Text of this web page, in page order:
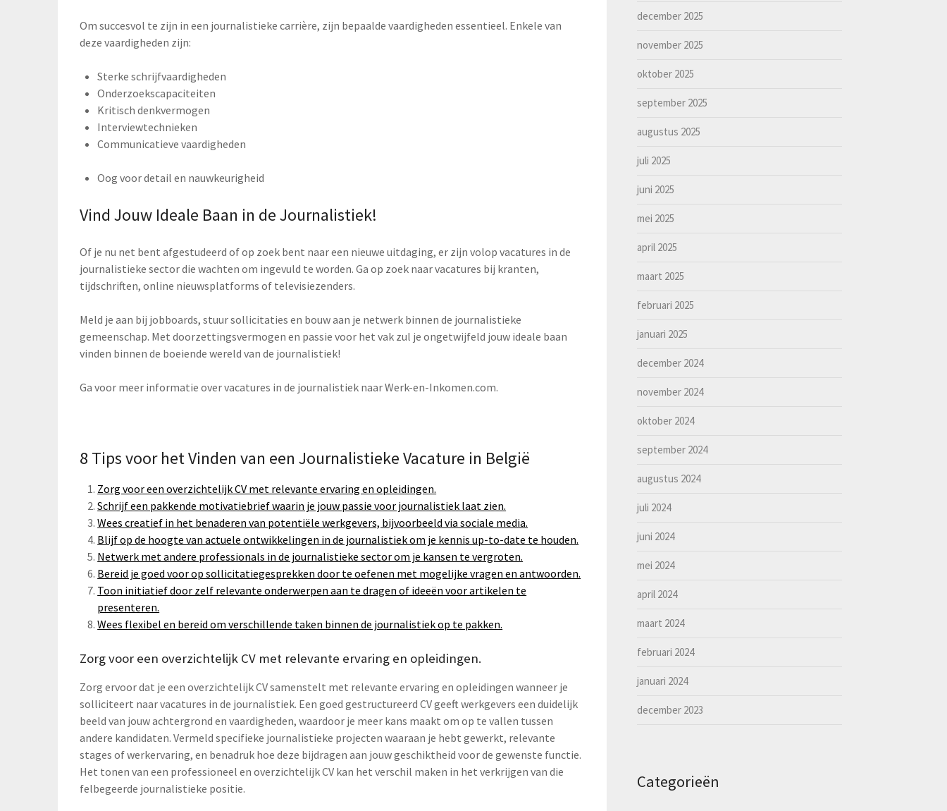
Om succesvol te zijn in een journalistieke carrière, zijn bepaalde vaardigheden essentieel. Enkele van
deze vaardigheden zijn:
Sterke schrijfvaardigheden
Onderzoekscapaciteiten
Kritisch denkvermogen
Interviewtechnieken
Communicatieve vaardigheden
Oog voor detail en nauwkeurigheid
Vind Jouw Ideale Baan in de Journalistiek!
Of je nu net bent afgestudeerd of op zoek bent naar een nieuwe uitdaging, er zijn volop vacatures in de
journalistieke sector die wachten om ingevuld te worden. Ga op zoek naar vacatures bij kranten,
tijdschriften, online nieuwsplatforms of televisiezenders.
Meld je aan bij jobboards, stuur sollicitaties en bouw aan je netwerk binnen de journalistieke
gemeenschap. Met doorzettingsvermogen en passie voor het vak zul je ongetwijfeld jouw ideale baan
vinden binnen de boeiende wereld van de journalistiek!
Ga voor meer informatie over vacatures in de journalistiek naar Werk-en-Inkomen.com.
8 Tips voor het Vinden van een Journalistieke Vacature in België
Zorg voor een overzichtelijk CV met relevante ervaring en opleidingen.
Schrijf een pakkende motivatiebrief waarin je jouw passie voor journalistiek laat zien.
Wees creatief in het benaderen van potentiële werkgevers, bijvoorbeeld via sociale media.
Blijf op de hoogte van actuele ontwikkelingen in de journalistiek om je kennis up-to-date te houden.
Netwerk met andere professionals in de journalistieke sector om je kansen te vergroten.
Bereid je goed voor op sollicitatiegesprekken door te oefenen met mogelijke vragen en antwoorden.
Toon initiatief door zelf relevante onderwerpen aan te dragen of ideeën voor artikelen te
presenteren.
Wees flexibel en bereid om verschillende taken binnen de journalistiek op te pakken.
Zorg voor een overzichtelijk CV met relevante ervaring en opleidingen.
Zorg ervoor dat je een overzichtelijk CV samenstelt met relevante ervaring en opleidingen wanneer je
solliciteert naar vacatures in de journalistiek. Een goed gestructureerd CV geeft werkgevers een duidelijk
beeld van jouw achtergrond en vaardigheden, waardoor je meer kans maakt om op te vallen tussen
andere kandidaten. Vermeld specifieke journalistieke projecten waaraan je hebt gewerkt, relevante
stages of werkervaring, en benadruk hoe deze bijdragen aan jouw geschiktheid voor de gewenste functie.
Het tonen van een professioneel en overzichtelijk CV kan het verschil maken in het verkrijgen van die
felbegeerde journalistieke positie.
december 2025
november 2025
oktober 2025
september 2025
augustus 2025
juli 2025
juni 2025
mei 2025
april 2025
maart 2025
februari 2025
januari 2025
december 2024
november 2024
oktober 2024
september 2024
augustus 2024
juli 2024
juni 2024
mei 2024
april 2024
maart 2024
februari 2024
januari 2024
december 2023
Categorieën